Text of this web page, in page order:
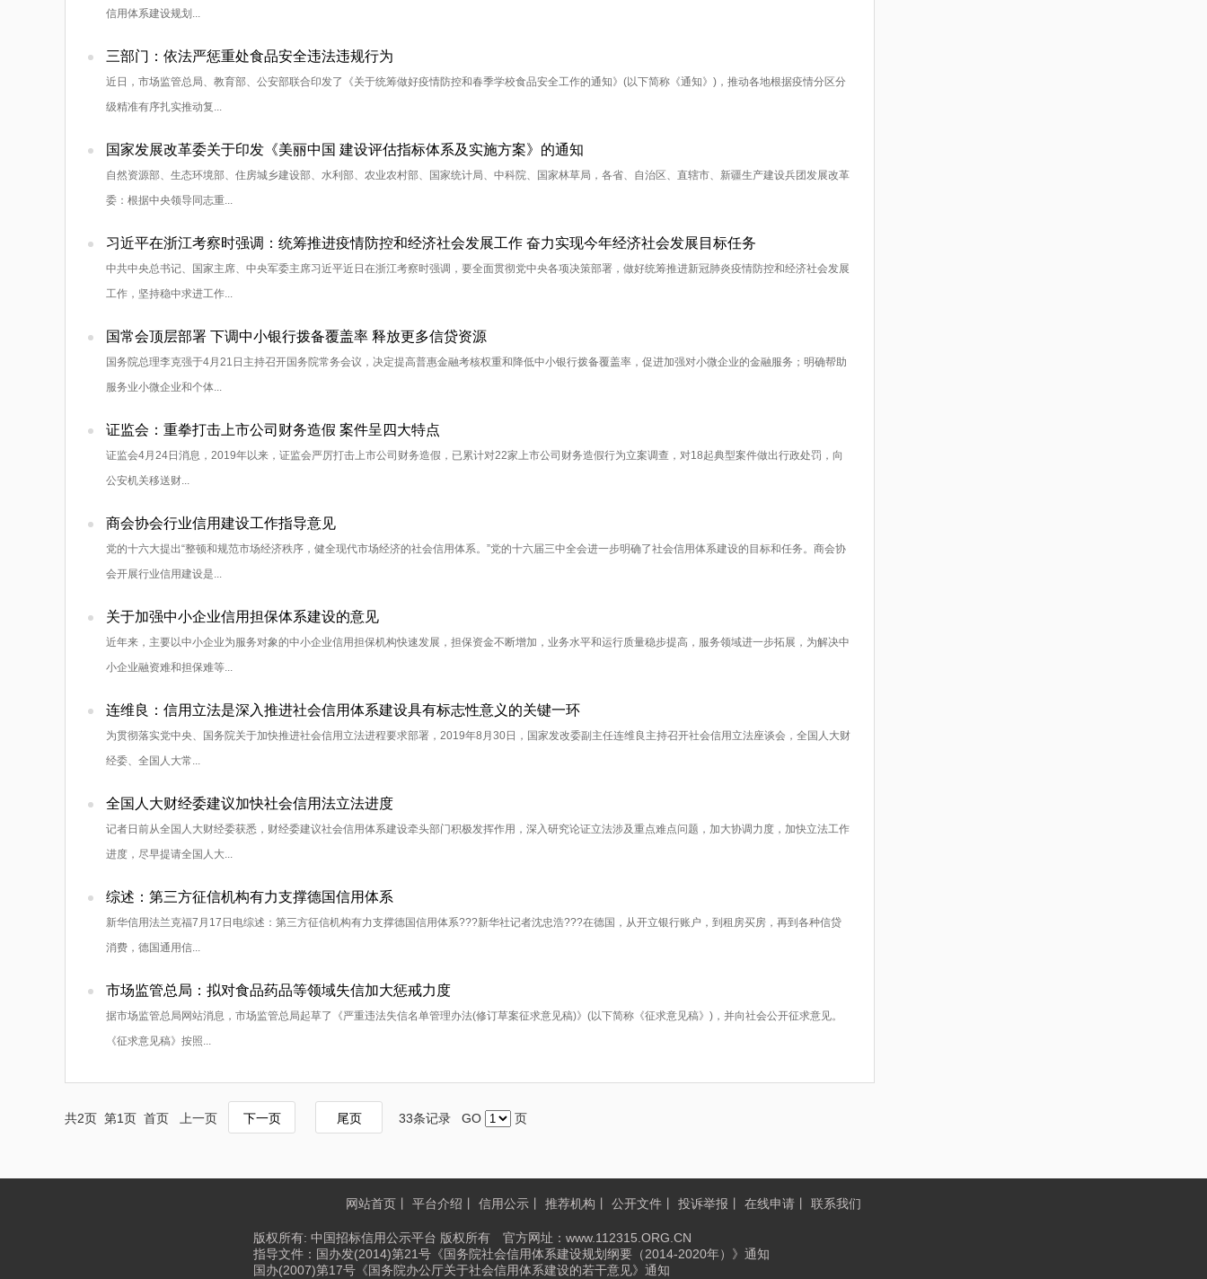
信用体系建设规划...
三部门：依法严惩重处食品安全违法违规行为
近日，市场监管总局、教育部、公安部联合印发了《关于统筹做好疫情防控和春季学校食品安全工作的通知》(以下简称《通知》)，推动各地根据疫情分区分
级精准有序扎实推动复...
国家发展改革委关于印发《美丽中国 建设评估指标体系及实施方案》的通知
自然资源部、生态环境部、住房城乡建设部、水利部、农业农村部、国家统计局、中科院、国家林草局，各省、自治区、直辖市、新疆生产建设兵团发展改革
委：根据中央领导同志重...
习近平在浙江考察时强调：统筹推进疫情防控和经济社会发展工作 奋力实现今年经济社会发展目标任务
中共中央总书记、国家主席、中央军委主席习近平近日在浙江考察时强调，要全面贯彻党中央各项决策部署，做好统筹推进新冠肺炎疫情防控和经济社会发展
工作，坚持稳中求进工作...
国常会顶层部署 下调中小银行拨备覆盖率 释放更多信贷资源
国务院总理李克强于4月21日主持召开国务院常务会议，决定提高普惠金融考核权重和降低中小银行拨备覆盖率，促进加强对小微企业的金融服务；明确帮助
服务业小微企业和个体...
证监会：重拳打击上市公司财务造假 案件呈四大特点
证监会4月24日消息，2019年以来，证监会严厉打击上市公司财务造假，已累计对22家上市公司财务造假行为立案调查，对18起典型案件做出行政处罚，向
公安机关移送财...
商会协会行业信用建设工作指导意见
党的十六大提出“整顿和规范市场经济秩序，健全现代市场经济的社会信用体系。”党的十六届三中全会进一步明确了社会信用体系建设的目标和任务。商会协
会开展行业信用建设是...
关于加强中小企业信用担保体系建设的意见
近年来，主要以中小企业为服务对象的中小企业信用担保机构快速发展，担保资金不断增加，业务水平和运行质量稳步提高，服务领域进一步拓展，为解决中
小企业融资难和担保难等...
连维良：信用立法是深入推进社会信用体系建设具有标志性意义的关键一环
为贯彻落实党中央、国务院关于加快推进社会信用立法进程要求部署，2019年8月30日，国家发改委副主任连维良主持召开社会信用立法座谈会，全国人大财
经委、全国人大常...
全国人大财经委建议加快社会信用法立法进度
记者日前从全国人大财经委获悉，财经委建议社会信用体系建设牵头部门积极发挥作用，深入研究论证立法涉及重点难点问题，加大协调力度，加快立法工作
进度，尽早提请全国人大...
综述：第三方征信机构有力支撑德国信用体系
新华信用法兰克福7月17日电综述：第三方征信机构有力支撑德国信用体系???新华社记者沈忠浩???在德国，从开立银行账户，到租房买房，再到各种信贷
消费，德国通用信...
市场监管总局：拟对食品药品等领域失信加大惩戒力度
据市场监管总局网站消息，市场监管总局起草了《严重违法失信名单管理办法(修订草案征求意见稿)》(以下简称《征求意见稿》)，并向社会公开征求意见。
《征求意见稿》按照...
共2页 第1页 首页 上一页 下一页 尾页 33条记录 GO 页
网站首页 平台介绍 信用公示 推荐机构 公开文件 投诉举报 在线申请 联系我们
版权所有: 中国招标信用公示平台 版权所有 官方网址：www.112315.ORG.CN
指导文件：国办发(2014)第21号《国务院社会信用体系建设规划纲要（2014-2020年）》通知
国办(2007)第17号《国务院办公厅关于社会信用体系建设的若干意见》通知